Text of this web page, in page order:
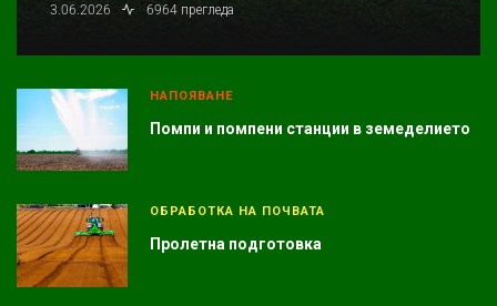
3.06.2026 6964 прегледа
НАПОЯВАНЕ
Помпи и помпени станции в земеделието
ОБРАБОТКА НА ПОЧВАТА
Пролетна подготовка